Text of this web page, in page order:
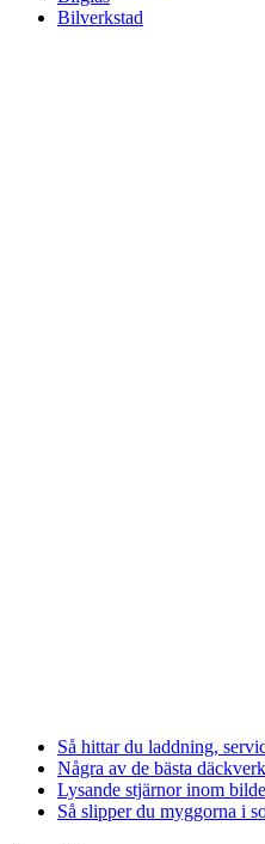
Bilverkstad
Så hittar du laddning,
Några av de bästa
Lysande stjärnor inom
Så slipper du myggorna i